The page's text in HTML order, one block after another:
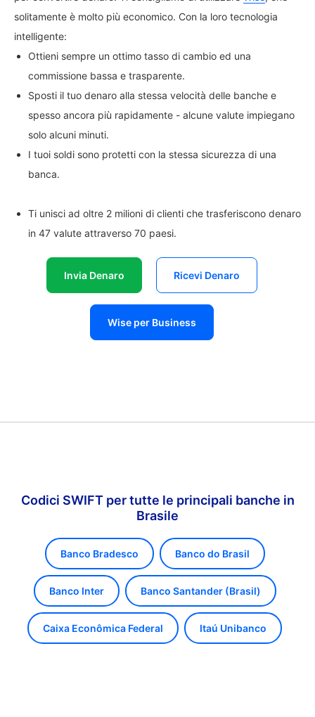
solitamente è molto più economico. Con la loro tecnologia
intelligente:
Ottieni sempre un ottimo tasso di cambio ed una
commissione bassa e trasparente.
Sposti il tuo denaro alla stessa velocità delle banche e
spesso ancora più rapidamente - alcune valute impiegano
solo alcuni minuti.
I tuoi soldi sono protetti con la stessa sicurezza di una
banca.
Ti unisci ad oltre 2 milioni di clienti che trasferiscono denaro
in 47 valute attraverso 70 paesi.
Invia Denaro Ricevi Denaro
Wise per Business
Codici SWIFT per tutte le principali banche in
Brasile
Banco Bradesco Banco do Brasil
Banco Inter Banco Santander (Brasil)
Caixa Econômica Federal Itaú Unibanco